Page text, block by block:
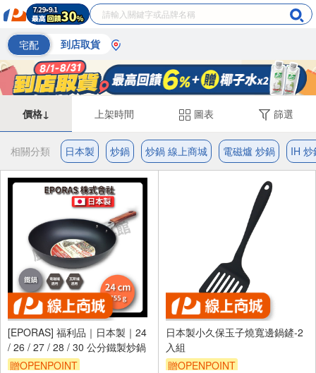
宅配 到店取貨
價格↓ 上架時間 圖表 篩選
相關分類 日本製 炒鍋 炒鍋 線上商城 電磁爐 炒鍋 IH 炒
[EPORAS] 福利品｜日本製｜24
/ 26 / 27 / 28 / 30 公分鐵製炒鍋
贈OPENPOINT
日本製小久保玉子燒寬邊鍋鏟-2
入組
贈OPENPOINT